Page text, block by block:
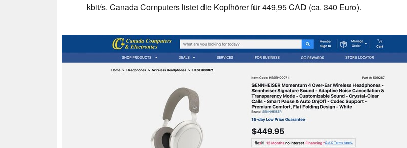
kbit/s. Canada Computers listet die Kopfhörer für 449,95 CAD (ca. 340 Euro).